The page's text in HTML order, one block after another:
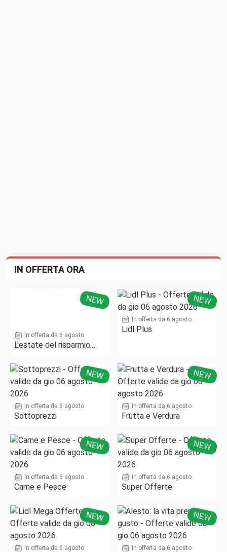
IN OFFERTA ORA
NEW
In offerta da 6 agosto
L'estate del risparmio.
NEW
In offerta da 6 agosto
Lidl Plus
NEW
In offerta da 6 agosto
Sottoprezzi
NEW
In offerta da 6 agosto
Frutta e Verdura
NEW
In offerta da 6 agosto
Carne e Pesce
NEW
In offerta da 6 agosto
Super Offerte
NEW
In offerta da 6 agosto
NEW
In offerta da 6 agosto